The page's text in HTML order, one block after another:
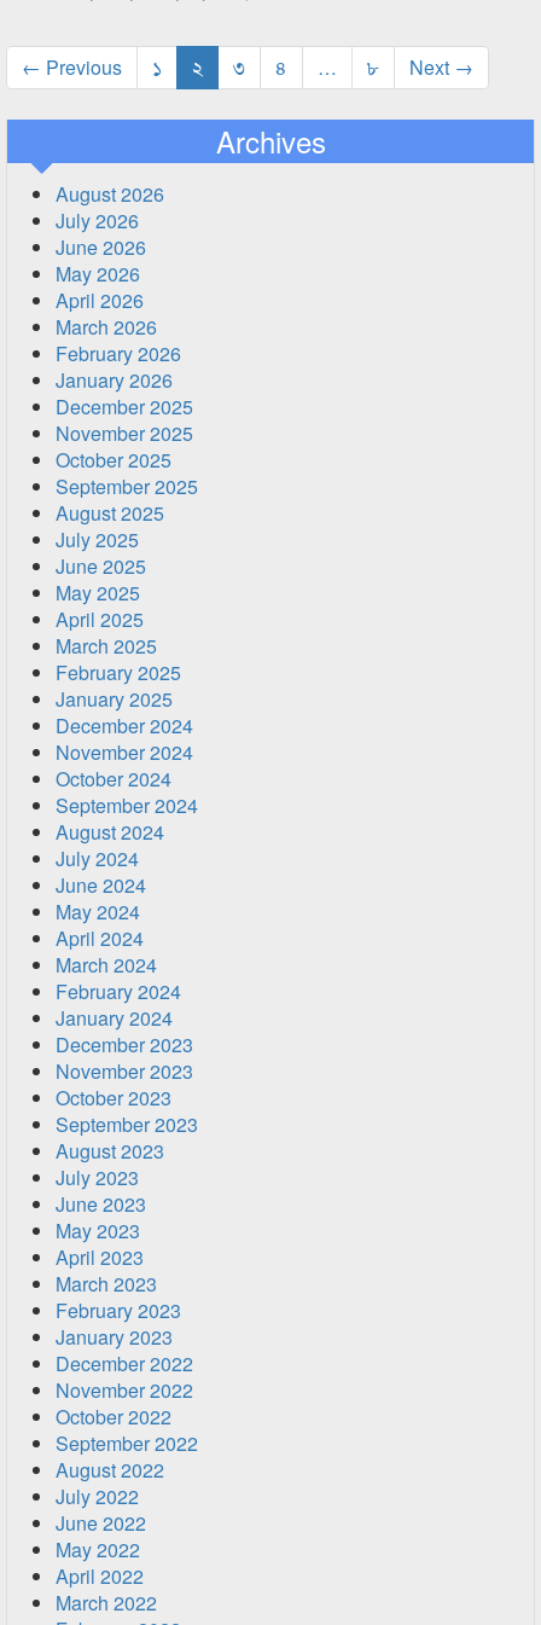
← Previous ১ ২ ৩ ৪ … ৮ Next →
Archives
August 2026
July 2026
June 2026
May 2026
April 2026
March 2026
February 2026
January 2026
December 2025
November 2025
October 2025
September 2025
August 2025
July 2025
June 2025
May 2025
April 2025
March 2025
February 2025
January 2025
December 2024
November 2024
October 2024
September 2024
August 2024
July 2024
June 2024
May 2024
April 2024
March 2024
February 2024
January 2024
December 2023
November 2023
October 2023
September 2023
August 2023
July 2023
June 2023
May 2023
April 2023
March 2023
February 2023
January 2023
December 2022
November 2022
October 2022
September 2022
August 2022
July 2022
June 2022
May 2022
April 2022
March 2022